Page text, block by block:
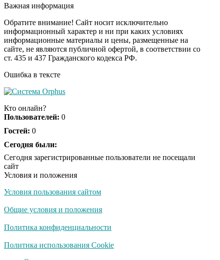
шоке от увиденного
i
Ролик из Омска: вы
будете смеяться долго
Ржу не переставая, это
Скрытая камера на
люди вытворяют, когда
Ролик длится
смеяться вы будете
Королева вагона
Важная информация
Обратите внимание! Сайт носит исключительно
информационный характер и ни при каких условиях
информационные материалы и цены, размещенные на
сайте, не являются публичной офертой, в соответствии со
ст. 435 и 437 Гражданского кодекса РФ.
Ошибка в тексте
Кто онлайн?
Пользователей: 0
Гостей: 0
Сегодня были:
Сегодня зарегистрированные пользователи не посещали
сайт
Условия и положения
Условия пользования сайтом
Общие условия и положения
Политика конфиденциальности
Политика использования Cookie